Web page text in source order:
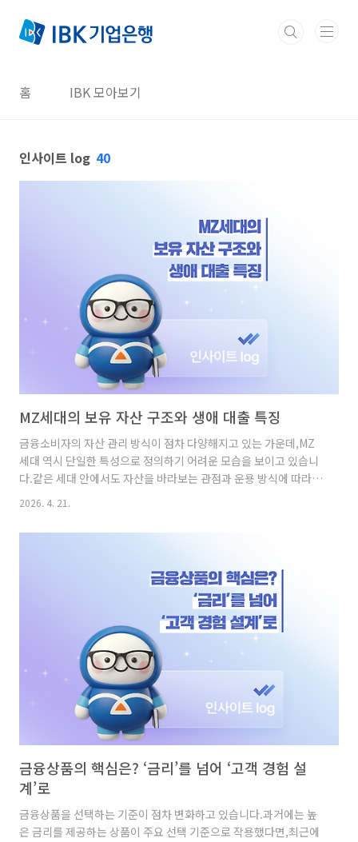
홈 IBK 모아보기
인사이트 log 40
MZ세대의 보유 자산 구조와 생애 대출 특징
금융소비자의 자산 관리 방식이 점차 다양해지고 있는 가운데,MZ
세대 역시 단일한 특성으로 정의하기 어려운 모습을 보이고 있습니
다.같은 세대 안에서도 자산을 바라보는 관점과 운용 방식에 따라서
MZ세대를 세 가지 유형으로 나누어 자산 구성과 포트폴리오,그리
금융소비자 유형 3가지: 레버리지 성장·선별·안정 추구 먼저, MZ
세대는 자산을 운용하는 방식에 따라 크게 세 가지 유형으로 구분됩
니다.레버리지 성장형 MZ그룹은, 대출을 적극적으로 활용해 자산
을 확대하는 유형으로 자산 규모 자체를 빠르게 키우는 데 집중하는
2026. 4. 21.
금융상품의 핵심은? ‘금리’를 넘어 ‘고객 경험 설
계’로
금융상품을 선택하는 기준이 점차 변화하고 있습니다.과거에는 높
은 금리를 제공하는 상품이 주요 선택 기준으로 작용했다면,최근에